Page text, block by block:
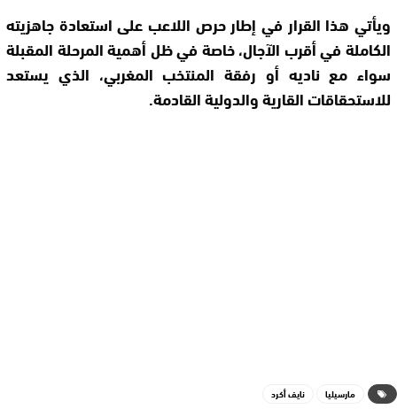
ويأتي هذا القرار في إطار حرص اللاعب على استعادة جاهزيته
الكاملة في أقرب الآجال، خاصة في ظل أهمية المرحلة المقبلة
سواء مع ناديه أو رفقة المنتخب المغربي، الذي يستعد
للاستحقاقات القارية والدولية القادمة.
مارسيليا نايف أكرد